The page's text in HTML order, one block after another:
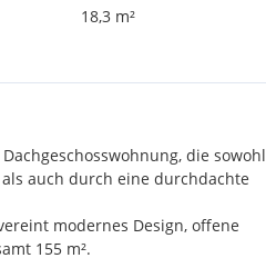
18,3 m²
die sowohl
auch durch eine durchdachte
modernes Design, offene
155 m².